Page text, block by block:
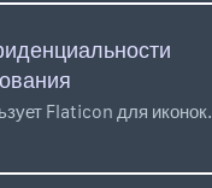
Flaticon для иконок.